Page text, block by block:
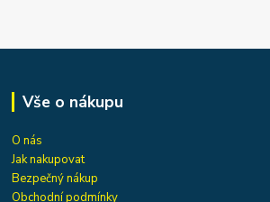
Vše o nákupu
O nás
Jak nakupovat
Bezpečný nákup
Obchodní podmínky